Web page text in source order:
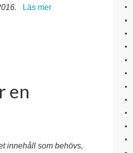
Läs mer
en
innehåll som behövs,